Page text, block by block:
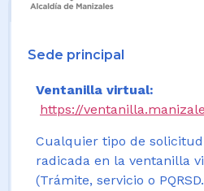
Sede principal
Ventanilla virtual:
https://
Cualquier tipo de
radicada en la ventanilla
(Trámite, servicio o